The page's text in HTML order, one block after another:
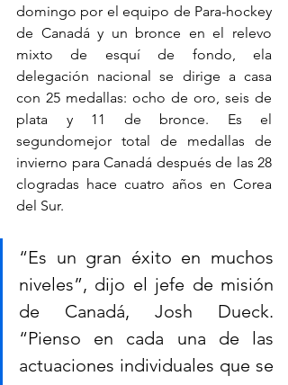
domingo por el equipo de Para-hockey
de Canadá y un bronce en el relevo
mixto de esquí de fondo, ela
delegación nacional se dirige a casa
con 25 medallas: ocho de oro, seis de
plata y 11 de bronce. Es el
segundomejor total de medallas de
invierno para Canadá después de las 28
clogradas hace cuatro años en Corea
del Sur.
“Es un gran éxito en muchos
niveles”, dijo el jefe de misión
de Canadá, Josh Dueck.
“Pienso en cada una de las
actuaciones individuales que se